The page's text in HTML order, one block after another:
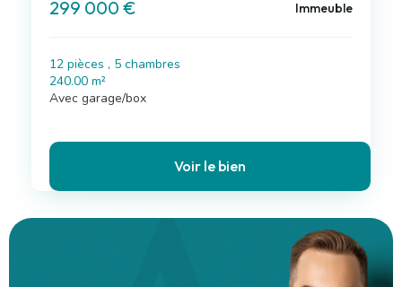
299 000 € Immeuble
12 pièces , 5 chambres
240.00 m²
Avec garage/box
Voir le bien